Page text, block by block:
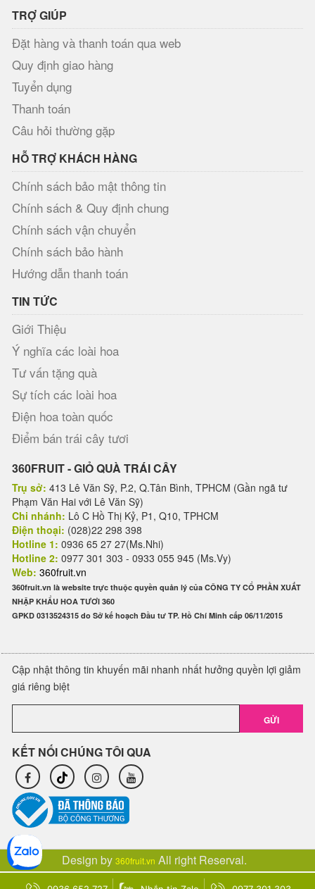
TRỢ GIÚP
Đặt hàng và thanh toán qua web
Quy định giao hàng
Tuyển dụng
Thanh toán
Câu hỏi thường gặp
HỖ TRỢ KHÁCH HÀNG
Chính sách bảo mật thông tin
Chính sách & Quy định chung
Chính sách vận chuyển
Chính sách bảo hành
Hướng dẫn thanh toán
TIN TỨC
Giới Thiệu
Ý nghĩa các loài hoa
Tư vấn tặng quà
Sự tích các loài hoa
Điện hoa toàn quốc
Điểm bán trái cây tươi
360FRUIT - GIỎ QUÀ TRÁI CÂY
Trụ sở: 413 Lê Văn Sỹ, P.2, Q.Tân Bình, TPHCM (Gần ngã tư
Phạm Văn Hai với Lê Văn Sỹ)
Chi nhánh: Lô C Hồ Thị Kỷ, P1, Q10, TPHCM
Điện thoại: (028)22 298 398
Hotline 1: 0936 65 27 27(Ms.Nhi)
Hotline 2: 0977 301 303 - 0933 055 945 (Ms.Vy)
Web: 360fruit.vn
360fruit.vn là website trực thuộc quyền quản lý của CÔNG TY CỔ PHẦN XUẤT
NHẬP KHẨU HOA TƯƠI 360
GPKD 0313524315 do Sở kế hoạch Đầu tư TP. Hồ Chí Minh cấp 06/11/2015
Cập nhật thông tin khuyến mãi nhanh nhất hưởng quyền lợi giảm
giá riêng biệt
GỬI
KẾT NỐI CHÚNG TÔI QUA
Design by 360fruit.vn All right Reserval.